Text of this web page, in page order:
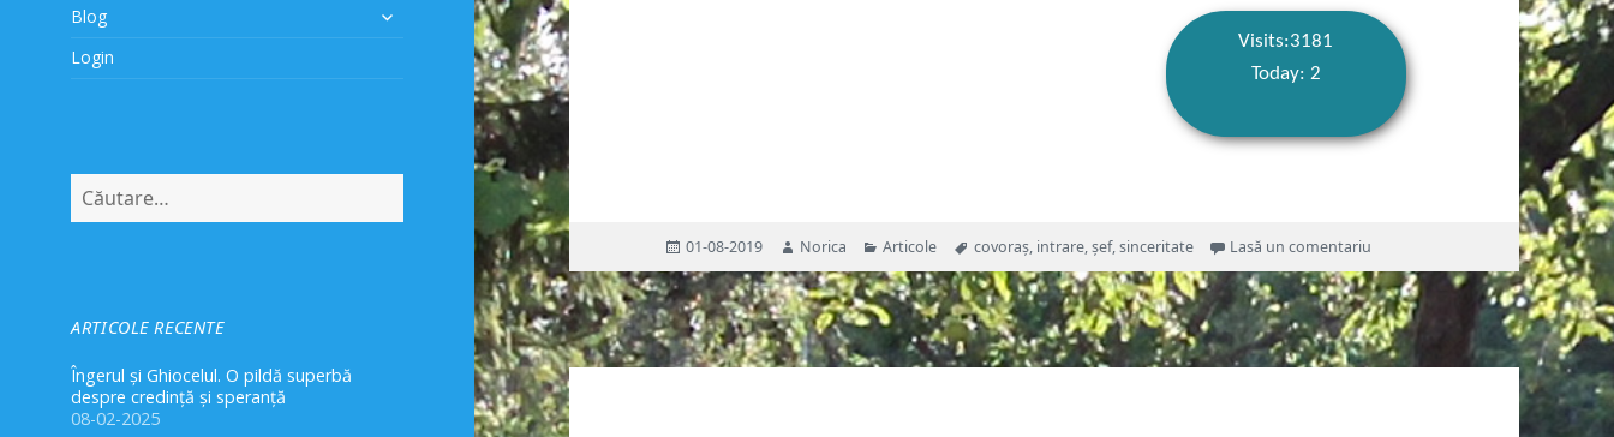
Blog
extinde
Login
după:
ARTICOLE RECENTE
Îngerul și Ghiocelul. O pildă superbă
despre credință și speranță
08-02-2025
Visits:3181
Today: 2
Publicat
pe
01-08-2019 Autor
Norica Categorii
Articole Etichete
covoraș, intrare,șef,sinceritate Lasă un comentariu la Bancul zilei, Vineri 02.08.2019